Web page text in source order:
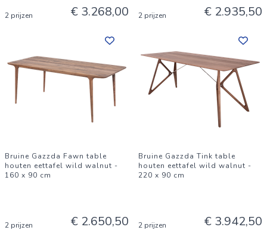
2 prijzen € 3.268,00 2 prijzen € 2.935,50
Bruine Gazzda Fawn table
houten eettafel wild walnut -
160 x 90 cm
2 prijzen € 2.650,50
Bruine Gazzda Tink table
houten eettafel wild walnut -
220 x 90 cm
2 prijzen € 3.942,50